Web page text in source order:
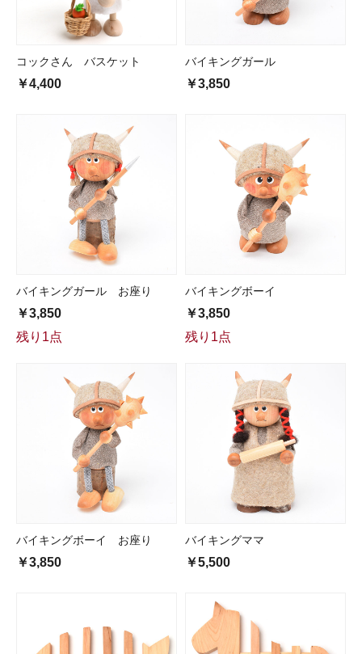
コックさん バスケット
￥4,400
バイキングガール
￥3,850
バイキングガール お座り
￥3,850
残り1点
バイキングボーイ
￥3,850
残り1点
バイキングボーイ お座り
￥3,850
バイキングママ
￥5,500